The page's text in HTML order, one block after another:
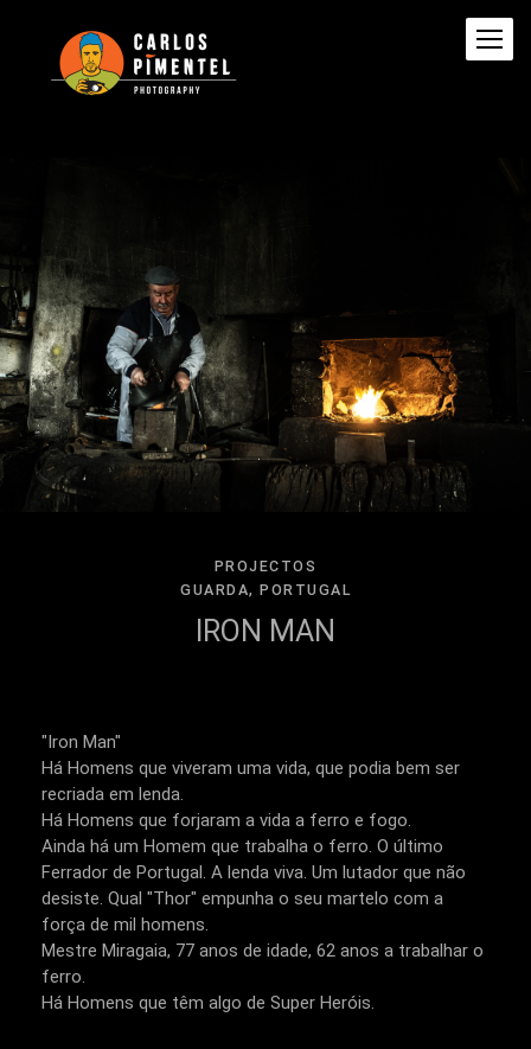
PROJECTOS
GUARDA, PORTUGAL
IRON MAN
"Iron Man"
Há Homens que viveram uma vida, que podia bem ser
recriada em lenda.
Há Homens que forjaram a vida a ferro e fogo.
Ainda há um Homem que trabalha o ferro. O último
Ferrador de Portugal. A lenda viva. Um lutador que não
desiste. Qual "Thor" empunha o seu martelo com a
força de mil homens.
Mestre Miragaia, 77 anos de idade, 62 anos a trabalhar o
ferro.
Há Homens que têm algo de Super Heróis.